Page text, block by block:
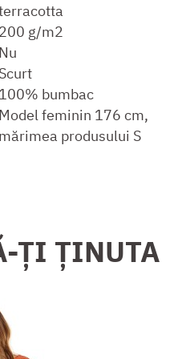
200 g/m2
Nu
Scurt
100% bumbac
Model feminin 176 cm,
mărimea produsului S
ȚI ȚINUTA